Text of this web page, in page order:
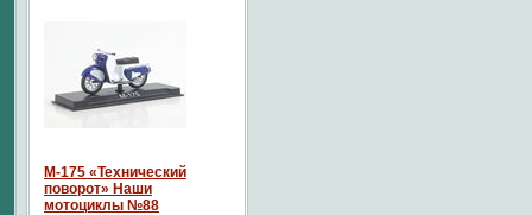
М-175 «Технический
поворот» Наши
мотоциклы №88